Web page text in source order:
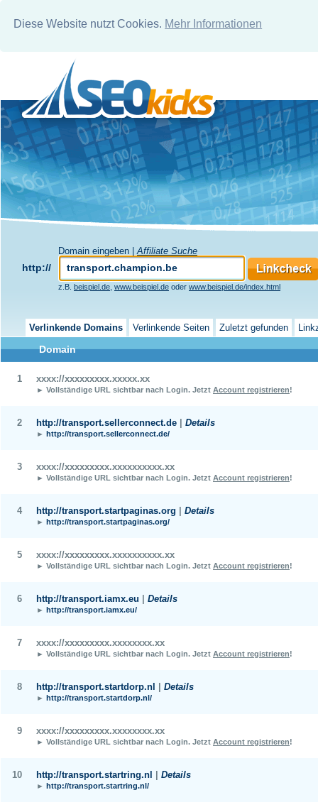
Diese Website nutzt Cookies. Mehr Informationen
Domain eingeben | Affiliate Suche
http://
z.B. beispiel.de www.beispiel.de oder www.beispiel.de/index.html
Verlinkende Domains Verlinkende Seiten Zuletzt gefunden
Domain
1 xxxx://xxxxxxxxx.xxxxx.xx
► Vollständige URL sichtbar nach Login. Jetzt Account registrieren!
2 http://transport.sellerconnect.de Details
► http://transport.sellerconnect.de/
3 xxxx://xxxxxxxxx.xxxxxxxxxx.xx
► Vollständige URL sichtbar nach Login. Jetzt Account registrieren!
4 http://transport.startpaginas.org Details
► http://transport.startpaginas.org/
5 xxxx://xxxxxxxxx.xxxxxxxxxx.xx
► Vollständige URL sichtbar nach Login. Jetzt Account registrieren!
6 http://transport.iamx.eu Details
► http://transport.iamx.eu/
7 xxxx://xxxxxxxxx.xxxxxxxx.xx
► Vollständige URL sichtbar nach Login. Jetzt Account registrieren!
8 http://transport.startdorp.nl Details
► http://transport.startdorp.nl/
9 xxxx://xxxxxxxxx.xxxxxxxx.xx
► Vollständige URL sichtbar nach Login. Jetzt Account registrieren!
10 http://transport.startring.nl Details
► http://transport.startring.nl/